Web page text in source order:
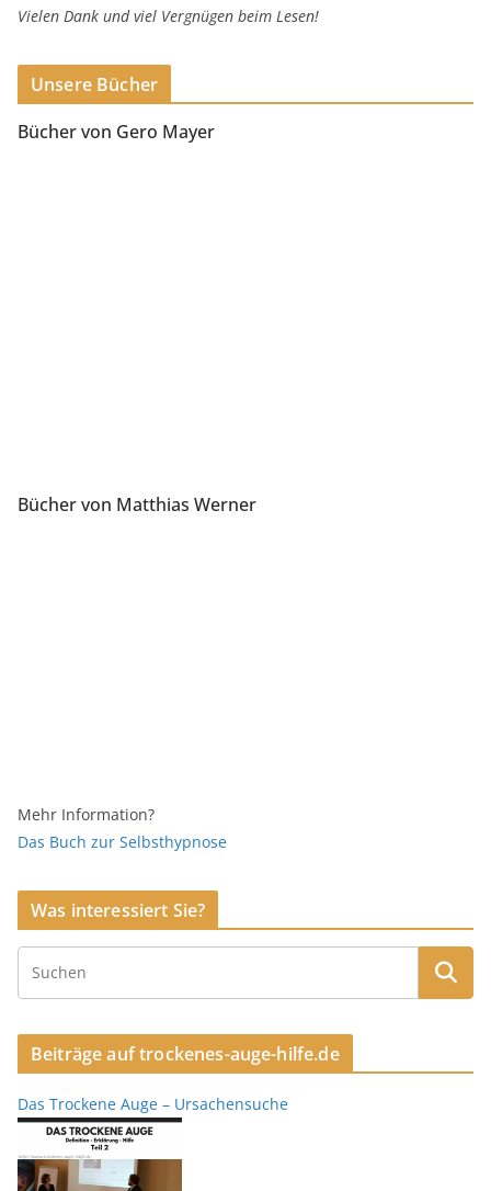
Vielen Dank und viel Vergnügen beim Lesen!
Unsere Bücher
Bücher von Gero Mayer
Bücher von Matthias Werner
Mehr Information?
Das Buch zur Selbsthypnose
Was interessiert Sie?
Beiträge auf trockenes-auge-hilfe.de
Das Trockene Auge – Ursachensuche